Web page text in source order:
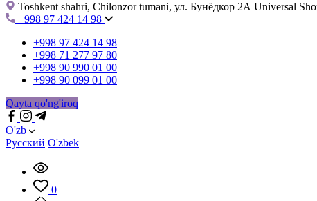
Toshkent shahri, Chilonzor tumani, ул. Бунёдкор 2А Universal
+998 97 424 14 98
+998 97 424 14 98
+998 71 277 97 80
+998 90 990 01 00
+998 90 099 01 00
Qayta qo'ng'iroq
O'zb
Русский O'zbek
0